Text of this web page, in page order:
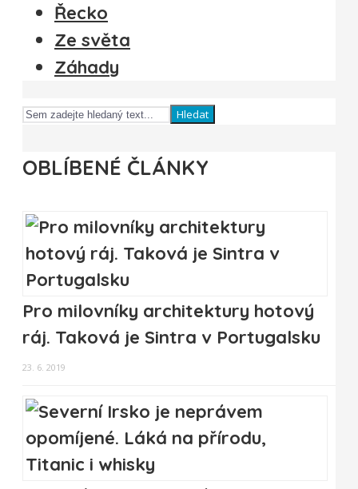
Řecko
Ze světa
Záhady
Hledat
OBLÍBENÉ ČLÁNKY
Pro milovníky architektury hotový
ráj. Taková je Sintra v Portugalsku
23. 6. 2019